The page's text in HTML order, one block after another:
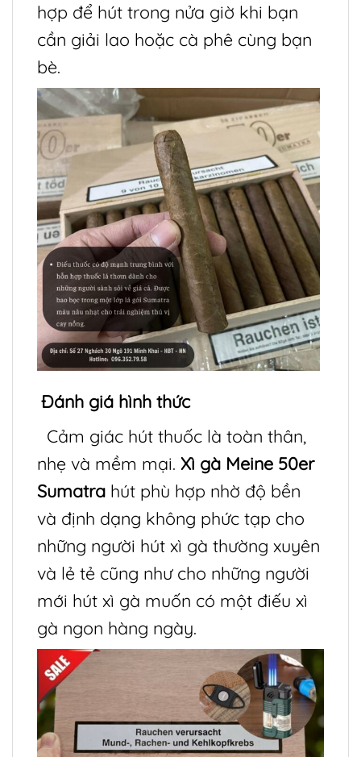
hợp để hút trong nửa giờ khi bạn
cần giải lao hoặc cà phê cùng bạn
bè.
Đánh giá hình thức
Cảm giác hút thuốc là toàn thân,
nhẹ và mềm mại. Xì gà Meine 50er
Sumatra hút phù hợp nhờ độ bền
và định dạng không phức tạp cho
những người hút xì gà thường xuyên
và lẻ tẻ cũng như cho những người
mới hút xì gà muốn có một điếu xì
gà ngon hàng ngày.